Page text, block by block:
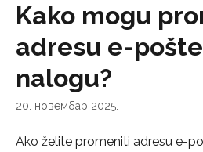
Kako mogu
adresu e-
nalogu?
20. новембар 2025.
Ako želite promeniti adresu e-